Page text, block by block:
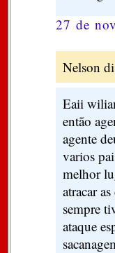
27 de
Nelson
Eaii
então
agente
varios
melhor
atracar
sempre
ataque